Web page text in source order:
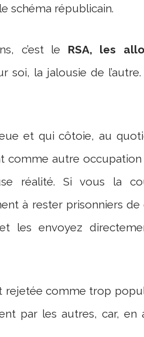
schéma républicain.
c’est le RSA, les
soi, la jalousie de
et qui côtoie, au
comme autre
réalité. Si vous la
à rester prisonniers
les envoyez
rejetée comme trop
par les autres, car,